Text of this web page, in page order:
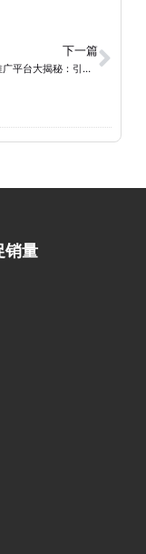
下一篇
亚马逊站外推广平台大揭秘：引爆销量的独门秘籍
销量​